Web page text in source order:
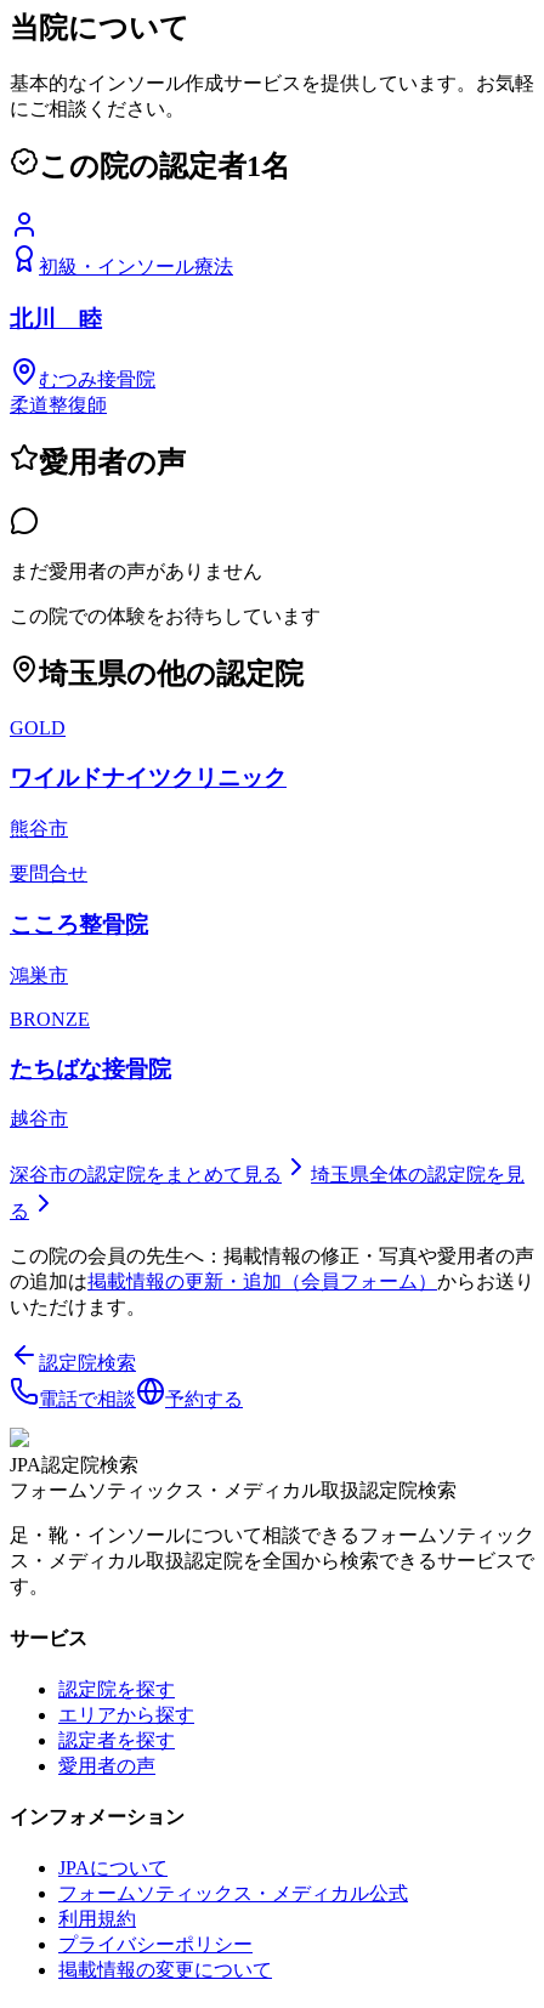
当院について
基本的なインソール作成サービスを提供しています。お気軽
にご相談ください。
この院の認定者1名
初級 ・ インソール療法
北川 睦
むつみ接骨院
柔道整復師
愛用者の声
まだ愛用者の声がありません
この院での体験をお待ちしています
埼玉県の他の認定院
GOLD
ワイルドナイツクリニック
熊谷市
要問合せ
こころ整骨院
鴻巣市
BRONZE
たちばな接骨院
越谷市
深谷市の認定院をまとめて見る 埼玉県全体の認定院を見
る
この院の会員の先生へ：掲載情報の修正・写真や愛用者の声
の追加は掲載情報の更新・追加（会員フォーム） からお送り
いただけます。
認定院検索
電話で相談
予約する
JPA認定院検索
フォームソティックス・メディカル取扱認定院検索
足・靴・インソールについて相談できるフォームソティック
ス・メディカル取扱認定院を全国から検索できるサービスで
す。
サービス
認定院を探す
エリアから探す
認定者を探す
愛用者の声
インフォメーション
JPAについて
フォームソティックス・メディカル公式
利用規約
プライバシーポリシー
掲載情報の変更について